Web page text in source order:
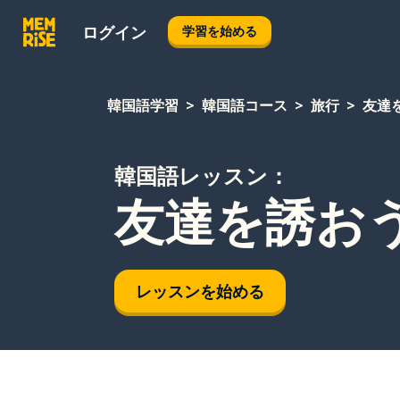
ログイン 学習を始める
韓国語学習 韓国語コース 旅行 友達
韓国語レッスン：
友達を誘お
レッスンを始める